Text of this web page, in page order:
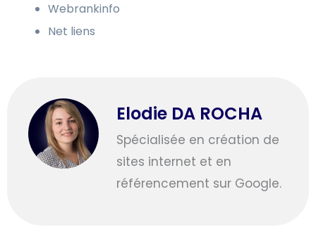
Webrankinfo
Net liens
Elodie DA ROCHA
Spécialisée en création de
sites internet et en
référencement sur Google.